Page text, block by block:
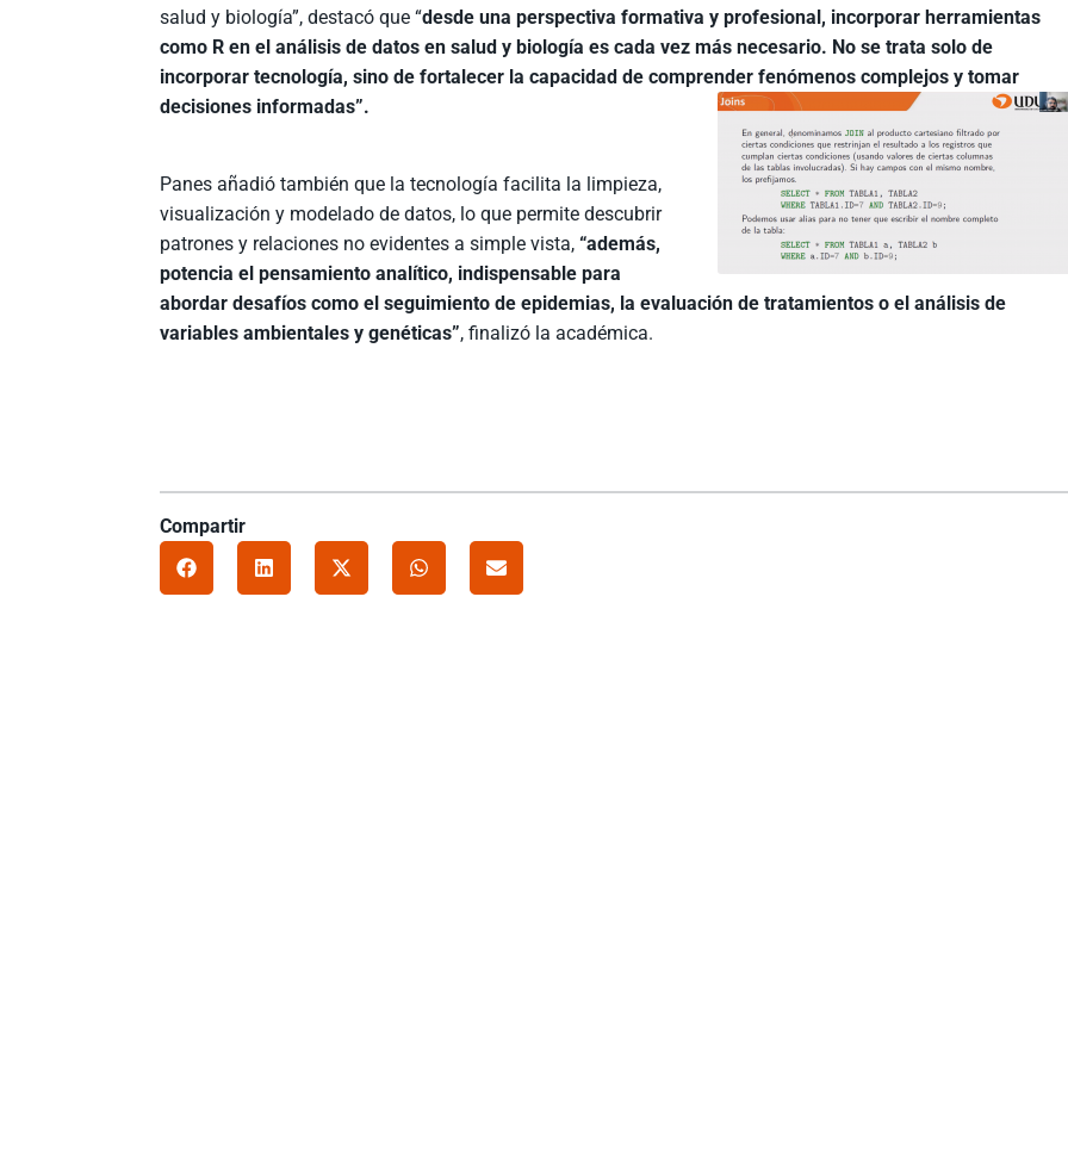
salud y biología”, destacó que “desde una perspectiva formativa y profesional, incorporar herramientas
como R en el análisis de datos en salud y biología es cada vez más necesario. No se trata solo de
incorporar tecnología, sino de fortalecer la capacidad de comprender fenómenos complejos y tomar
decisiones informadas”.
Panes añadió también que la tecnología facilita la limpieza,
visualización y modelado de datos, lo que permite descubrir
patrones y relaciones no evidentes a simple vista,“además,
potencia el pensamiento analítico, indispensable para
abordar desafíos como el seguimiento de epidemias, la evaluación de tratamientos o el análisis de
variables ambientales y genéticas”, finalizó la académica.
Compartir